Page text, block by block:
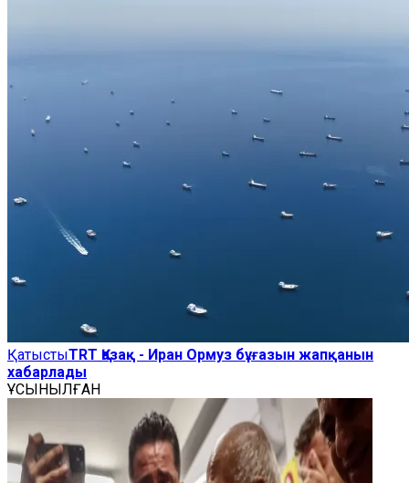
ҚатыстыTRT Қазақ - Иран Ормуз бұғазын жапқанын
хабарлады
ҰСЫНЫЛҒАН